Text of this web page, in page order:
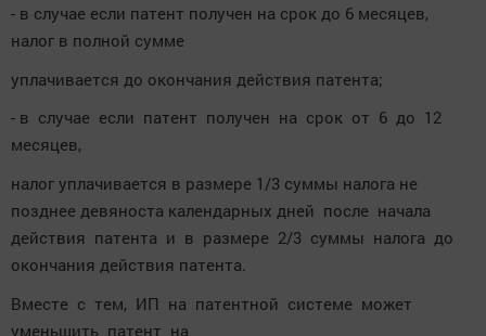
- в случае если патент получен на срок до 6 месяцев,
налог в полной сумме
уплачивается до окончания действия патента;
- в случае если патент получен на срок от 6 до 12
месяцев,
налог уплачивается в размере 1/3 суммы налога не
позднее девяноста календарных дней после начала
действия патента и в размере 2/3 суммы налога до
окончания действия патента.
Вместе с тем, ИП на патентной системе может
уменьшить патент на